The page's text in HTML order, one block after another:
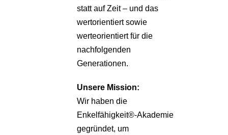
statt auf Zeit – und das
wertorientiert sowie
werteorientiert für die
nachfolgenden
Generationen.
Unsere Mission:
Wir haben die
Enkelfähigkeit®-Akademie
gegründet, um